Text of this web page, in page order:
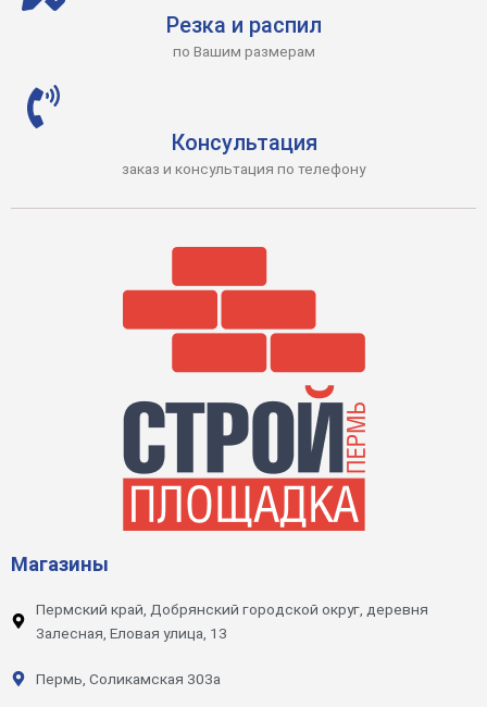
Резка и распил
по Вашим размерам
Консультация
заказ и консультация по телефону
Магазины
Пермский край, Добрянский городской округ, деревня
Залесная, Еловая улица, 13
Пермь, Соликамская 303а